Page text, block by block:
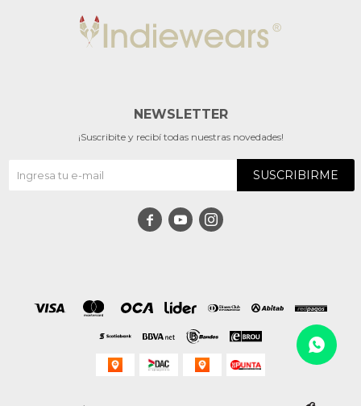
NEWSLETTER
¡Suscribite y recibí todas nuestras novedades!
SUSCRIBIRME
  